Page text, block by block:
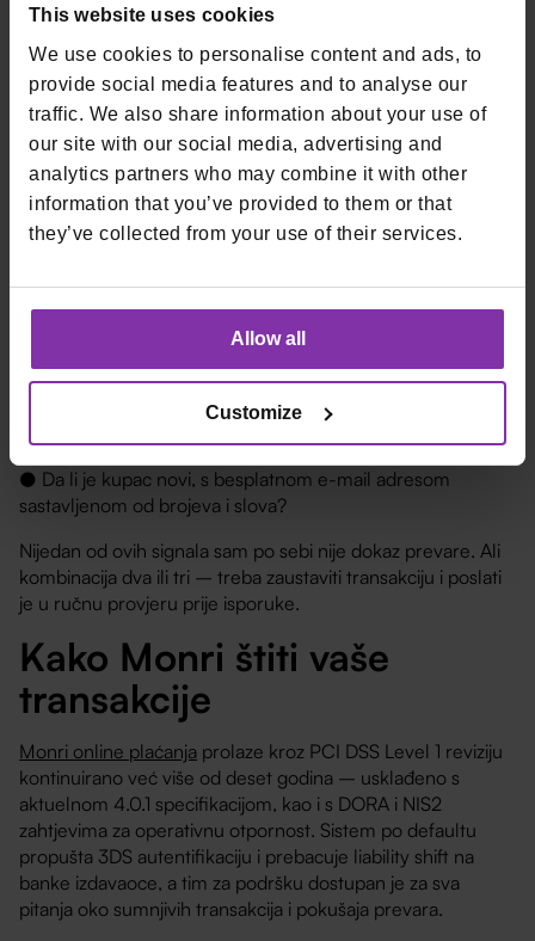
This website uses cookies
We use cookies to personalise content and ads, to
provide social media features and to analyse our
traffic. We also share information about your use of
our site with our social media, advertising and
analytics partners who may combine it with other
information that you’ve provided to them or that
they’ve collected from your use of their services.
Allow all
Customize
vremenu,
● jače zahtjeve za zaštitu skripti i kartičnih formi u
browseru (anti-skimming).
Operativne preporuke za
vaš webshop
Nekoliko provjera koje preporučujemo ugraditi u rutinu
pregleda narudžbi:
● Je li iznos transakcije neuobičajeno velik za vaš
● Je li proveden 3DS i je li transakcija prošla SCA?
● Postoji li klaster transakcija s istim IP-om, istim BIN-om
kartice, sličnim e-mail obrascem u kratkom vremenu?
● Odgovara li država izdavatelja kartice državi IP adrese i
adrese za dostavu?
● Da li je kupac novi, s besplatnom e-mail adresom
sastavljenom od brojeva i slova?
Nijedan od ovih signala sam po sebi nije dokaz prevare. Ali
kombinacija dva ili tri – treba zaustaviti transakciju i poslati
je u ručnu provjeru prije isporuke.
Kako Monri štiti vaše
transakcije
Monri online plaćanja prolaze kroz PCI DSS Level 1 reviziju
kontinuirano već više od deset godina – usklađeno s
aktuelnom 4.0.1 specifikacijom, kao i s DORA i NIS2
zahtjevima za operativnu otpornost. Sistem po defaultu
propušta 3DS autentifikaciju i prebacuje liability shift na
banke izdavaoce, a tim za podršku dostupan je za sva
pitanja oko sumnjivih transakcija i pokušaja prevara.